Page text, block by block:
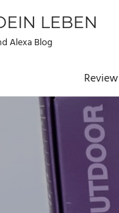
LEBEN
Alexa Blog
Review